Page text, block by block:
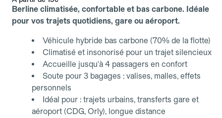
Berline climatisée, confortable et bas carbone. Idéale
pour vos trajets quotidiens, gare ou aéroport.
Véhicule hybride bas carbone (70% de la flotte)
Climatisé et insonorisé pour un trajet silencieux
Accueille jusqu'à 4 passagers en confort
Soute pour 3 bagages : valises, malles, effets
personnels
Idéal pour : trajets urbains, transferts gare et
aéroport (CDG, Orly), longue distance